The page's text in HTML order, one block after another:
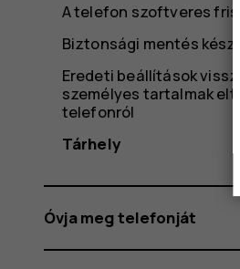
A telefon szoftveres
Biztonsági mentés
Eredeti beállítások
személyes tartalmak
telefonról
Tárhely
Óvja meg telefonját